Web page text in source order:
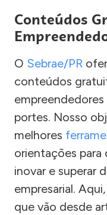
Conteúdos
O Sebrae/PR
conteúdos
portes. Nosso
melhores
orientações para
inovar e superar
empresarial.
que vão desde